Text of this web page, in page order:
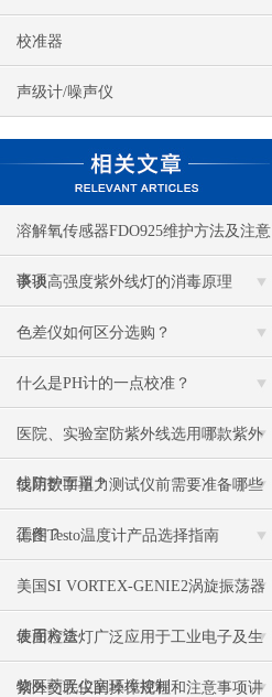
校准器
声级计/噪声仪
溶解氧传感器FDO925维护方法及注意
事项
谈谈高强度紫外线灯的消毒原理
色差仪如何区分选购？
什么是PH计的一点校准？
医院、实验室防紫外线选用哪款紫外
线防护面罩？
使用数字扭力测试仪前需要准备哪些
工作？
德图Testo温度计产品选择指南
美国SI VORTEX-GENIE2涡旋振荡器
使用方法
表面检查灯广泛应用于工业电子及生
物医药无尘室环境控制
紫外交联仪的操作规程和注意事项讲